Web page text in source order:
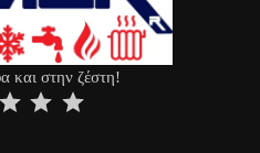
και στην ζέστη!